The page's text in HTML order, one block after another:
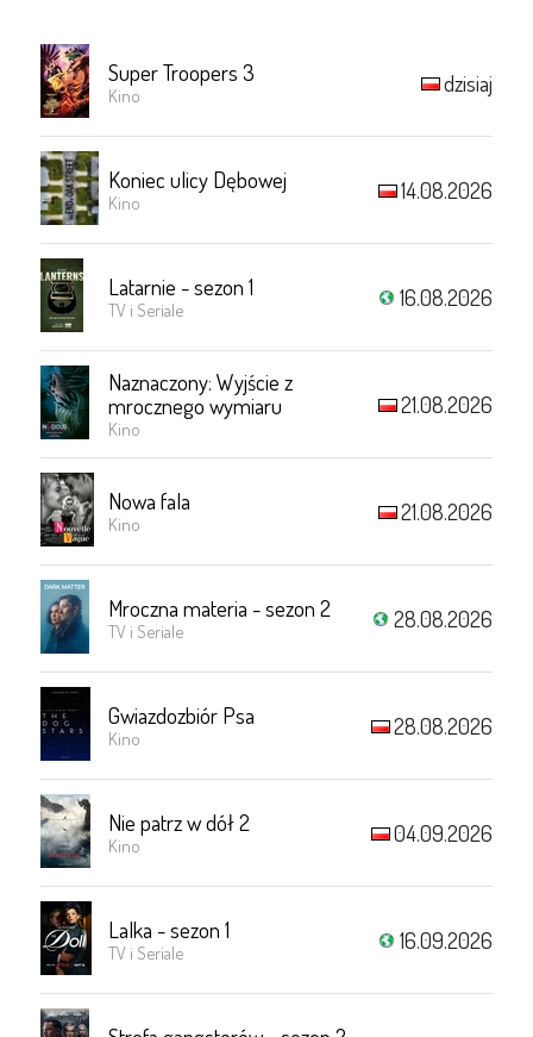
Super Troopers 3
Kino dzisiaj
Koniec ulicy Dębowej
Kino 14.08.2026
Latarnie - sezon 1
TV i Seriale 16.08.2026
Naznaczony: Wyjście z
mrocznego wymiaru
Kino
21.08.2026
Nowa fala
Kino 21.08.2026
Mroczna materia - sezon 2
TV i Seriale 28.08.2026
Gwiazdozbiór Psa
Kino 28.08.2026
Nie patrz w dół 2
Kino 04.09.2026
Lalka - sezon 1
TV i Seriale 16.09.2026